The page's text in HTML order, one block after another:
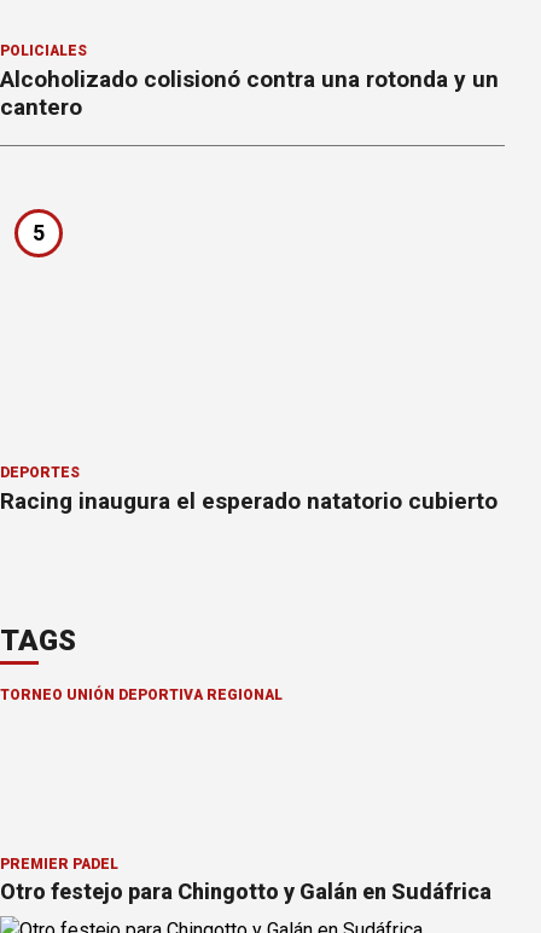
POLICIALES
Alcoholizado colisionó contra una rotonda y un
cantero
5
DEPORTES
Racing inaugura el esperado natatorio cubierto
TAGS
TORNEO UNIÓN DEPORTIVA REGIONAL
PREMIER PÁDEL
Otro festejo para Chingotto y Galán en Sudáfrica